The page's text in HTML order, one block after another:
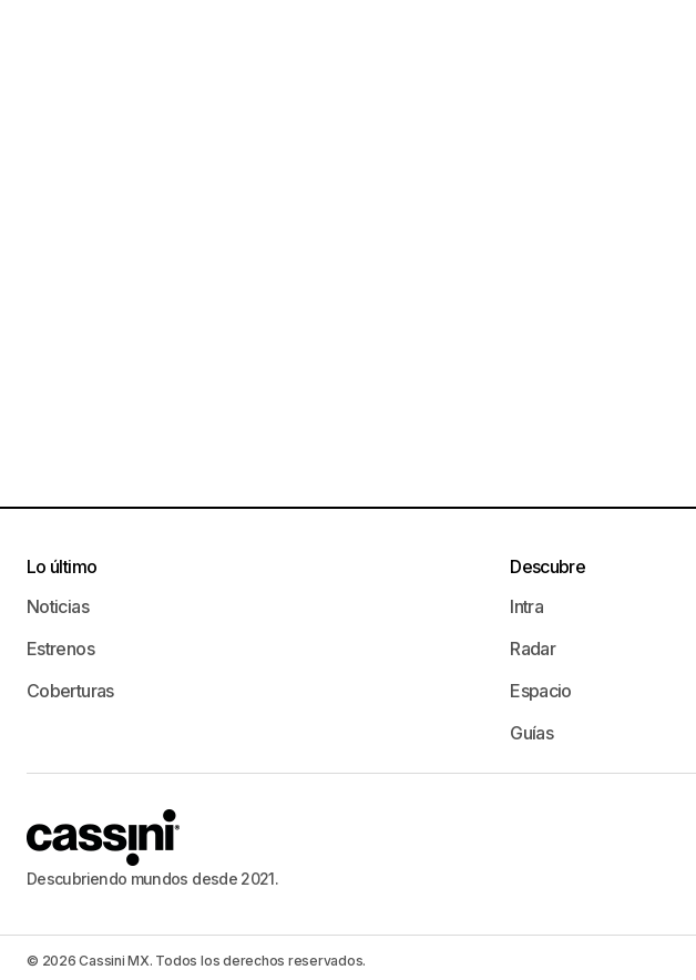
Descubriendo mundos desde 2021.
Lo último
Noticias
Estrenos
Coberturas
Descubre
Intra
Radar
Espacio
Guías
© 2026 Cassini MX. Todos los derechos reservados.